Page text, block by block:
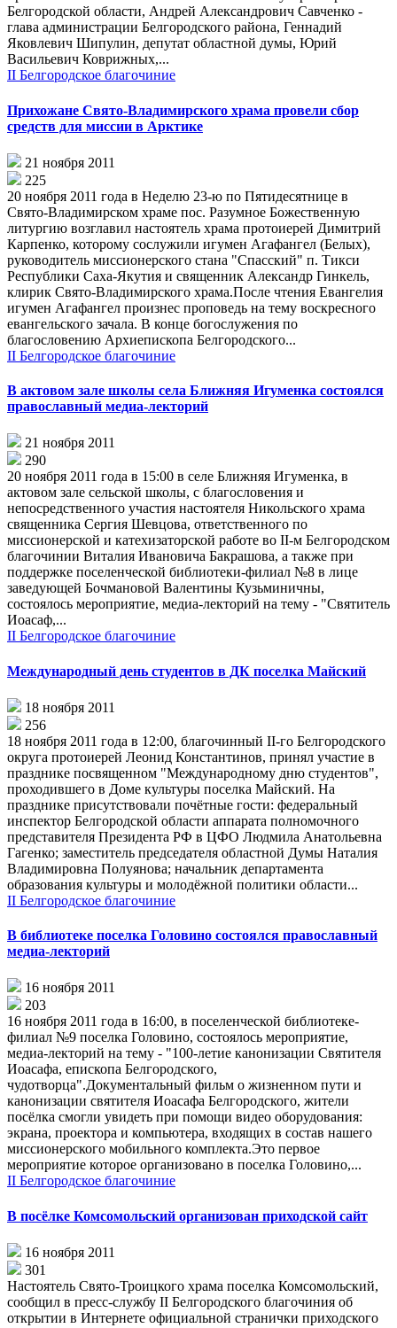
Белгородской области, Андрей Александрович Савченко -
глава администрации Белгородского района, Геннадий
Яковлевич Шипулин, депутат областной думы, Юрий
Васильевич Коврижных,...
II Белгородское благочиние
Прихожане Свято-Владимирского храма провели сбор
средств для миссии в Арктике
21 ноября 2011
225
20 ноября 2011 года в Неделю 23-ю по Пятидесятнице в
Свято-Владимирском храме пос. Разумное Божественную
литургию возглавил настоятель храма протоиерей Димитрий
Карпенко, которому сослужили игумен Агафангел (Белых),
руководитель миссионерского стана "Спасский" п. Тикси
Республики Саха-Якутия и священник Александр Гинкель,
клирик Свято-Владимирского храма.После чтения Евангелия
игумен Агафангел произнес проповедь на тему воскресного
евангельского зачала. В конце богослужения по
благословению Архиепископа Белгородского...
II Белгородское благочиние
В актовом зале школы села Ближняя Игуменка состоялся
православный медиа-лекторий
21 ноября 2011
290
20 ноября 2011 года в 15:00 в селе Ближняя Игуменка, в
актовом зале сельской школы, с благословения и
непосредственного участия настоятеля Никольского храма
священника Сергия Шевцова, ответственного по
миссионерской и катехизаторской работе во II-м Белгородском
благочинии Виталия Ивановича Бакрашова, а также при
поддержке поселенческой библиотеки-филиал №8 в лице
заведующей Бочмановой Валентины Кузьминичны,
состоялось мероприятие, медиа-лекторий на тему - "Святитель
Иоасаф,...
II Белгородское благочиние
Международный день студентов в ДК поселка Майский
18 ноября 2011
256
18 ноября 2011 года в 12:00, благочинный II-го Белгородского
округа протоиерей Леонид Константинов, принял участие в
празднике посвященном "Международному дню студентов",
проходившего в Доме культуры поселка Майский. На
празднике присутствовали почётные гости: федеральный
инспектор Белгородской области аппарата полномочного
представителя Президента РФ в ЦФО Людмила Анатольевна
Гагенко; заместитель председателя областной Думы Наталия
Владимировна Полуянова; начальник департамента
образования культуры и молодёжной политики области...
II Белгородское благочиние
В библиотеке поселка Головино состоялся православный
медиа-лекторий
16 ноября 2011
203
16 ноября 2011 года в 16:00, в поселенческой библиотеке-
филиал №9 поселка Головино, состоялось мероприятие,
медиа-лекторий на тему - "100-летие канонизации Святителя
Иоасафа, епископа Белгородского,
чудотворца".Документальный фильм о жизненном пути и
канонизации святителя Иоасафа Белгородского, жители
посёлка смогли увидеть при помощи видео оборудования:
экрана, проектора и компьютера, входящих в состав нашего
миссионерского мобильного комплекта.Это первое
мероприятие которое организовано в поселка Головино,...
II Белгородское благочиние
В посёлке Комсомольский организован приходской сайт
16 ноября 2011
301
Настоятель Свято-Троицкого храма поселка Комсомольский,
сообщил в пресс-службу II Белгородского благочиния об
открытии в Интернете официальной странички приходского